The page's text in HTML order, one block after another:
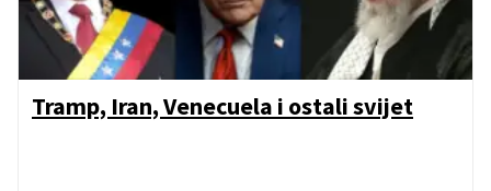
Tramp, Iran, Venecuela i ostali svijet